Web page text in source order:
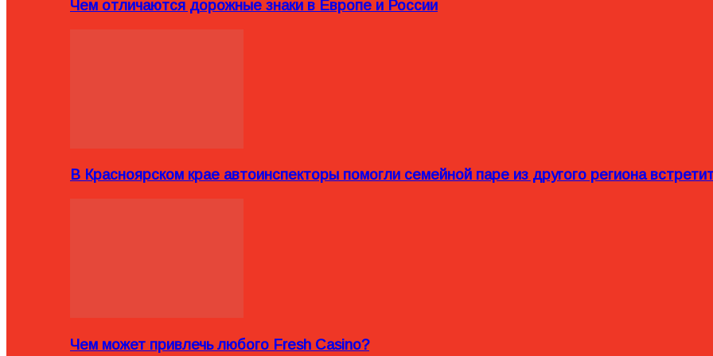
Чем отличаются дорожные знаки в Европе и России
В Красноярском крае автоинспекторы помогли семейной паре из другого региона
Чем может привлечь любого Fresh Casino?